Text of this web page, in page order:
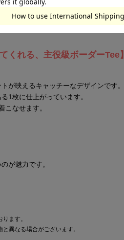
素材・サイズ
くれる、主役級ボーダーTee】
が映えるキャッチーなデザインです。
1枚に仕上がっています。
こなせます。
が魅力です。
ます。
異なる場合がございます。